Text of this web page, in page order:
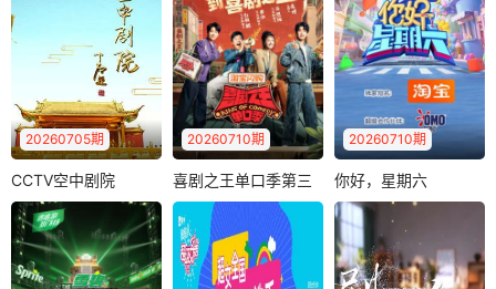
20260705期
戏曲类电视栏目
CCTV空中剧院
（2026）
20260710期
喜剧之王单口季第三季
郭麒麟
马思纯
节目将延续从小人
喜剧之王单口季第三
季
20260710期
《你好，星期六》
节目以全新打造的
好六街街区为背
景，将平凡生活的..
你好，星期六
（2026）